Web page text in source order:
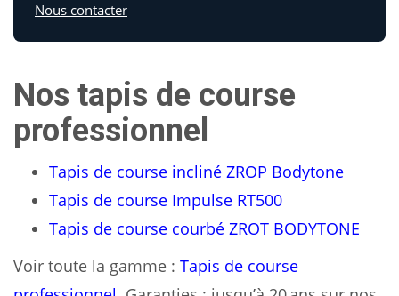
Nous contacter
Nos tapis de course
professionnel
Tapis de course incliné ZROP Bodytone
Tapis de course Impulse RT500
Tapis de course courbé ZROT BODYTONE
Voir toute la gamme : Tapis de course